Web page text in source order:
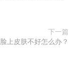
下一篇
脸上皮肤不好怎么办？